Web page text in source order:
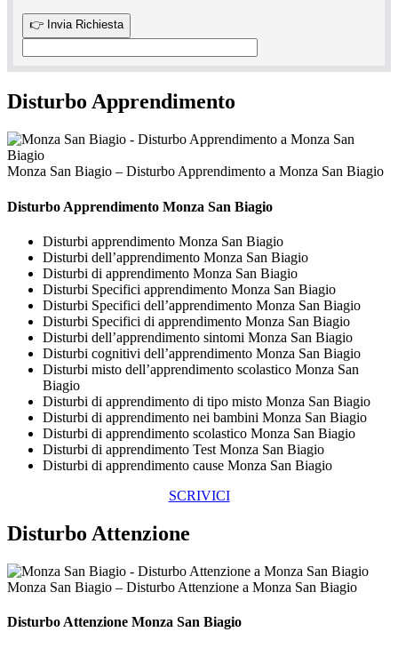
Disturbo Apprendimento
Monza San Biagio – Disturbo Apprendimento a Monza San Biagio
Disturbo Apprendimento Monza San Biagio
Disturbi apprendimento Monza San Biagio
Disturbi dell’apprendimento Monza San Biagio
Disturbi di apprendimento Monza San Biagio
Disturbi Specifici apprendimento Monza San Biagio
Disturbi Specifici dell’apprendimento Monza San Biagio
Disturbi Specifici di apprendimento Monza San Biagio
Disturbi dell’apprendimento sintomi Monza San Biagio
Disturbi cognitivi dell’apprendimento Monza San Biagio
Disturbi misto dell’apprendimento scolastico Monza San
Biagio
Disturbi di apprendimento di tipo misto Monza San Biagio
Disturbi di apprendimento nei bambini Monza San Biagio
Disturbi di apprendimento scolastico Monza San Biagio
Disturbi di apprendimento Test Monza San Biagio
Disturbi di apprendimento cause Monza San Biagio
SCRIVICI
Disturbo Attenzione
Monza San Biagio – Disturbo Attenzione a Monza San Biagio
Disturbo Attenzione Monza San Biagio